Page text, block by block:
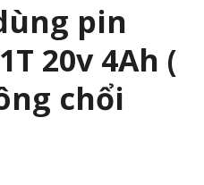
tia
Nhà phân phối
tia
pin
20v 4Ah (
chổi